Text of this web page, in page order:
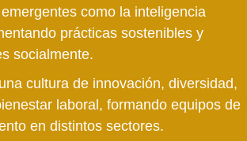
como la inteligencia
prácticas sostenibles y
socialmente.
cultura de innovación, diversidad,
laboral, formando equipos de
en distintos sectores.